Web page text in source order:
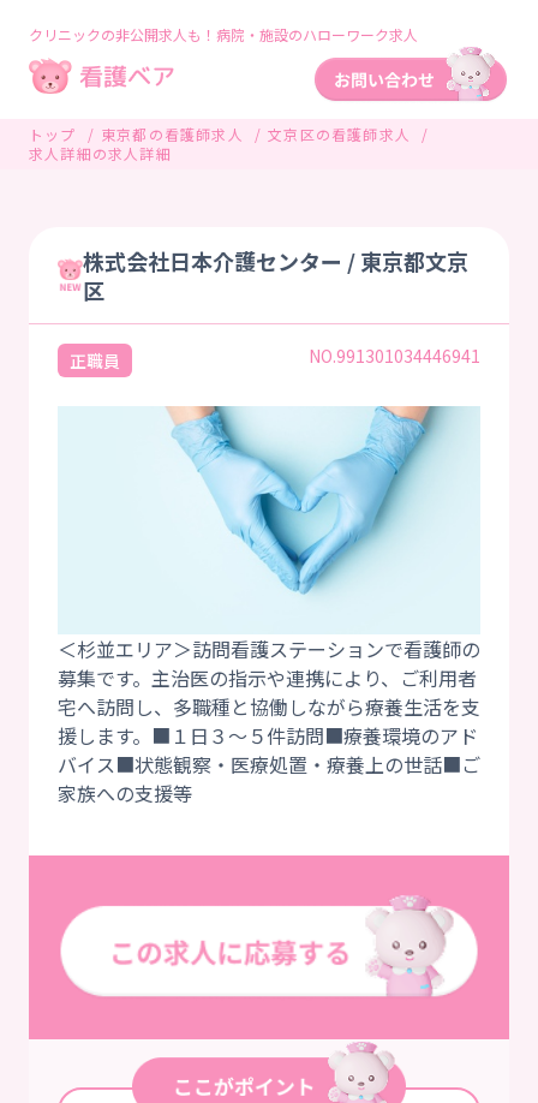
クリニックの非公開求人も！病院・施設のハローワーク求人
トップ 東京都の看護師求人
文京区の看護師求人
求人詳細の求人詳細
株式会社日本介護センター / 東京都文京
区
正職員 NO.991301034446941
＜杉並エリア＞訪問看護ステーションで看護師の
募集です。主治医の指示や連携により、ご利用者
宅へ訪問し、多職種と協働しながら療養生活を支
援します。■１日３～５件訪問■療養環境のアド
バイス■状態観察・医療処置・療養上の世話■ご